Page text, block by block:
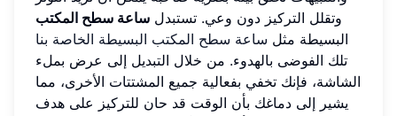
وتقلل التركيز دون وعي. تستبدل ساعة سطح المكتب
البسيطة مثل ساعة سطح المكتب البسيطة الخاصة بنا
تلك الفوضى بالهدوء. من خلال التبديل إلى عرض بملء
الشاشة، فإنك تخفي بفعالية جميع المشتتات الأخرى، مما
يشير إلى دماغك بأن الوقت قد حان للتركيز على هدف